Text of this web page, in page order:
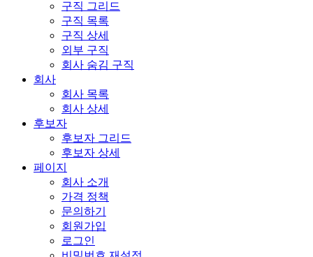
구직 그리드
구직 목록
구직 상세
외부 구직
회사 숨김 구직
회사
회사 목록
회사 상세
후보자
후보자 그리드
후보자 상세
페이지
회사 소개
가격 정책
문의하기
회원가입
로그인